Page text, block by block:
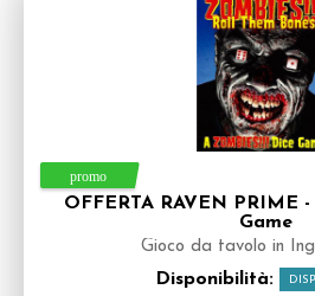
OFFERTA RAVEN PRIME
Game
Gioco da tavolo in
Disponibilità: